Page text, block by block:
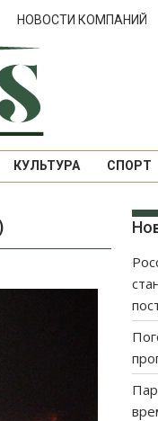
НОВОСТИ КОМПАНИЙ
КУЛЬТУРА СПОРТ